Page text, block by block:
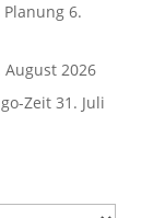
Planung 6.
August 2026
Zeit 31. Juli